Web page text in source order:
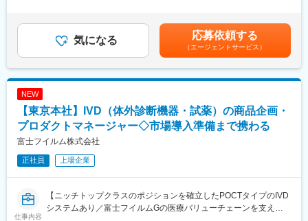
また、1チームには2-3名のラインリーダー（当該ポジション）が
着任し業務にあたっています。
※一部のチームは夜勤が発生する場合がございます
【夜勤について】
・夜勤：21:00-05:30
※業務に慣れてからになりますので、入社直後はございません。
・医療機器に求められる高水準の品質に応える技術を習得しつ
つ、自ら開発した製品が医療の現場でどのように使われ、役に立
っているかを実感できる仕事です。
下する可能性があります。月給(月額)は固定手当を含めた表記で
す。
気になる 応募依頼する
（エージェントサービス）
NEW
【東京本社】IVD（体外診断機器・試薬）の商品企画・
プロダクトマネージャー◇市場導入準備まで携わる
富士フイルム株式会社
正社員 上場企業
仕事内容
【ニッチトップクラスのポジションを確立したPOCTタイプのIVD
システムあり／富士フイルムGの医療バリューチェーンを支える